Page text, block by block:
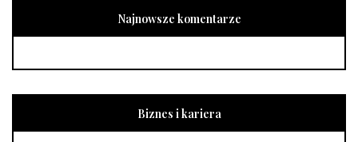
Najnowsze komentarze
Biznes i kariera